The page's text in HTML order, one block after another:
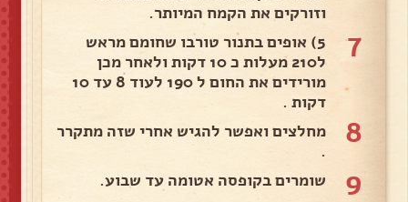
וזורקים את הקמח המיותר.
7
5) אופים בתנור טורבו שחומם מראש
ל210 מעלות כ 10 דקות ולאחר מכן
מורידים את החום ל 190 לעוד 8 עד 10
דקות .
8
מחלצים ואפשר להגיש אחרי שזה מתקרר
.
9 שומרים בקופסה אטומה עד שבוע.